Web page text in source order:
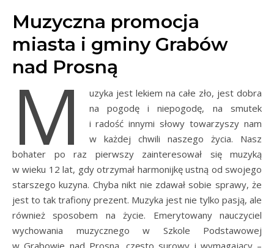
Muzyczna promocja
miasta i gminy Grabów
nad Prosną
M
uzyka jest lekiem na całe zło, jest dobra
na pogodę i niepogodę, na smutek
i radość innymi słowy towarzyszy nam
w każdej chwili naszego życia. Nasz
bohater po raz pierwszy zainteresował się muzyką
w wieku 12 lat, gdy otrzymał harmonijkę ustną od swojego
starszego kuzyna. Chyba nikt nie zdawał sobie sprawy, że
jest to tak trafiony prezent. Muzyka jest nie tylko pasją, ale
również sposobem na życie. Emerytowany nauczyciel
wychowania muzycznego w Szkole Podstawowej
w Grabowie nad Prosną, często surowy i wymagający –